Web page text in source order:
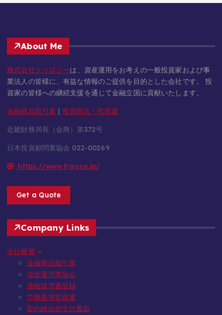
About Me
株式会社トリロジーは、資産運用をお考えの一般投資家および事
業法人の皆様に、有益な情報のご提供を目的とした会社です。 投
資家の皆様への継続支援を通じて金融立国に貢献いたします。
金融商品取引業 | 投資助言・代理業
近畿財務局長（金商）第372号
日本投資顧問業協会 022-00269
https://www.trgy.co.jp/
Get a Quote
Company Links
会社概要
金融商品取引業
資産運用業協会
適格請求書登録
労働基準監督署
契約締結前交付書面